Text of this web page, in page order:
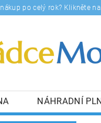
po celý rok? Klikněte
NÁHRADNÍ